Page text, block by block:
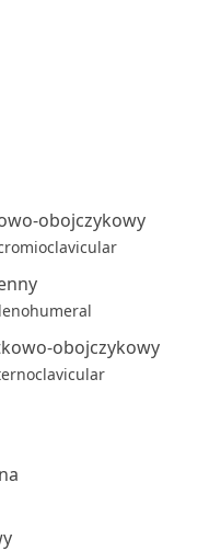
obojczykowy
obojczykowy